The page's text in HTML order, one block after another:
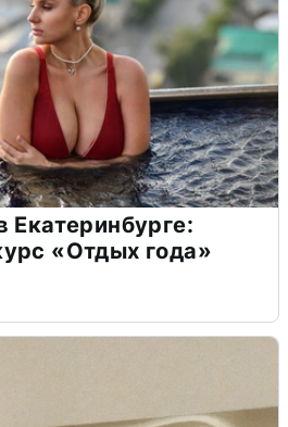
Екатеринбурге:
«Отдых года»